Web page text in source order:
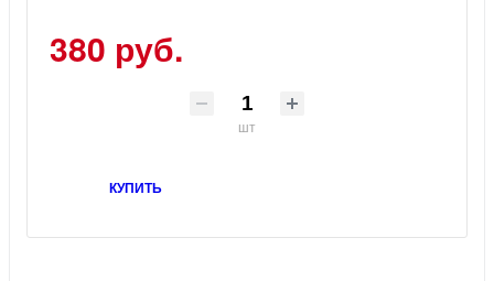
380 руб.
шт
КУПИТЬ